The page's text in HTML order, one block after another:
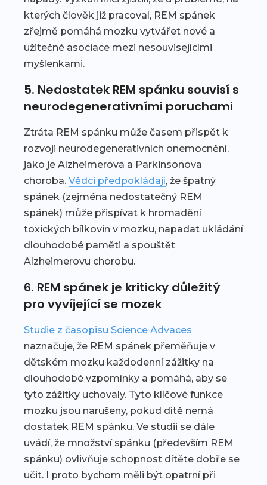
kterých člověk již pracoval, REM spánek
zřejmě pomáhá mozku vytvářet nové a
užitečné asociace mezi nesouvisejícími
myšlenkami.
5. Nedostatek REM spánku souvisí s
neurodegenerativními poruchami
Ztráta REM spánku může časem přispět k
rozvoji neurodegenerativních onemocnění,
jako je Alzheimerova a Parkinsonova
choroba. Vědci předpokládají, že špatný
spánek (zejména nedostatečný REM
spánek) může přispívat k hromadění
toxických bílkovin v mozku, napadat ukládání
dlouhodobé paměti a spouštět
Alzheimerovu chorobu.
6. REM spánek je kriticky důležitý
pro vyvíjející se mozek
Studie z časopisu Science Advaces
naznačuje, že REM spánek přeměňuje v
dětském mozku každodenní zážitky na
dlouhodobé vzpomínky a pomáhá, aby se
tyto zážitky uchovaly. Tyto klíčové funkce
mozku jsou narušeny, pokud dítě nemá
dostatek REM spánku. Ve studii se dále
uvádí, že množství spánku (především REM
spánku) ovlivňuje schopnost dítěte dobře se
učit. I proto bychom měli být opatrní při